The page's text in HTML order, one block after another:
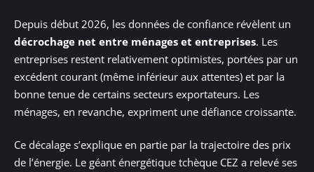
Depuis début 2026, les données de confiance révèlent un
décrochage net entre ménages et entreprises. Les
entreprises restent relativement optimistes, portées par un
excédent courant (même inférieur aux attentes) et par la
bonne tenue de certains secteurs exportateurs. Les
ménages, en revanche, expriment une défiance croissante.
Ce décalage s’explique en partie par la trajectoire des prix
de l’énergie. Le géant énergétique tchèque CEZ a relevé ses